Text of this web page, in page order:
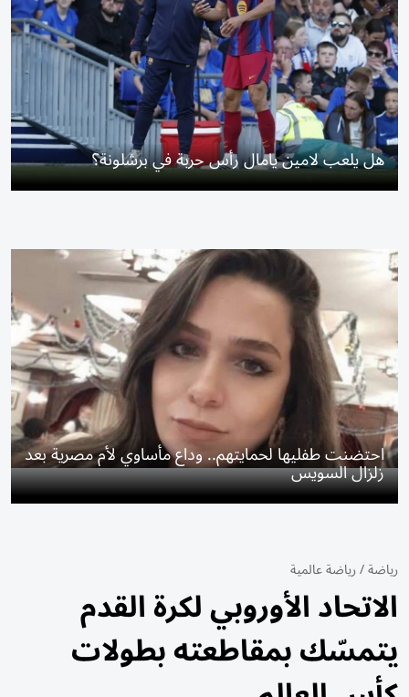
هل يلعب لامين يامال رأس حربة في برشلونة؟
احتضنت طفليها لحمايتهم.. وداع مأساوي لأم مصرية بعد
زلزال السويس
رياضة/رياضة عالمية
الاتحاد الأوروبي لكرة القدم
يتمسّك بمقاطعته بطولات